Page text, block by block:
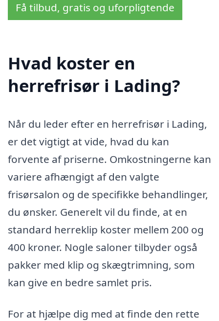
Få tilbud, gratis og uforpligtende
Hvad koster en
herrefrisør i Lading?
Når du leder efter en herrefrisør i Lading,
er det vigtigt at vide, hvad du kan
forvente af priserne. Omkostningerne kan
variere afhængigt af den valgte
frisørsalon og de specifikke behandlinger,
du ønsker. Generelt vil du finde, at en
standard herreklip koster mellem 200 og
400 kroner. Nogle saloner tilbyder også
pakker med klip og skægtrimning, som
kan give en bedre samlet pris.
For at hjælpe dig med at finde den rette